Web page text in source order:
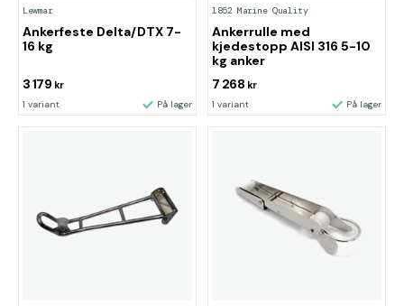
Lewmar
Ankerfeste Delta/DTX 7-
16 kg
3 179 kr
1 variant På lager
1852 Marine Quality
Ankerrulle med
kjedestopp AISI 316 5-10
kg anker
7 268 kr
1 variant På lager